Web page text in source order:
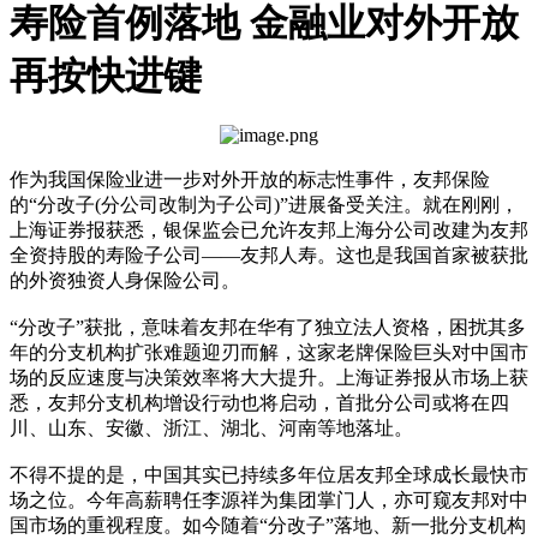
寿险首例落地 金融业对外开放
再按快进键
作为我国保险业进一步对外开放的标志性事件，友邦保险
的“分改子(分公司改制为子公司)”进展备受关注。就在刚刚，
上海证券报获悉，银保监会已允许友邦上海分公司改建为友邦
全资持股的寿险子公司——友邦人寿。这也是我国首家被获批
的外资独资人身保险公司。
“分改子”获批，意味着友邦在华有了独立法人资格，困扰其多
年的分支机构扩张难题迎刃而解，这家老牌保险巨头对中国市
场的反应速度与决策效率将大大提升。上海证券报从市场上获
悉，友邦分支机构增设行动也将启动，首批分公司或将在四
川、山东、安徽、浙江、湖北、河南等地落址。
不得不提的是，中国其实已持续多年位居友邦全球成长最快市
场之位。今年高薪聘任李源祥为集团掌门人，亦可窥友邦对中
国市场的重视程度。如今随着“分改子”落地、新一批分支机构